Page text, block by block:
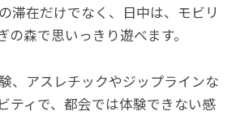
滞在だけでなく、日中は、モビリ
の森で思いっきり遊べます。
、アスレチックやジップラインな
ティで、都会では体験できない感